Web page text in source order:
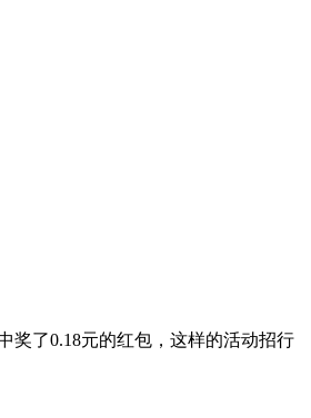
奖了0.18元的红包，这样的活动招行